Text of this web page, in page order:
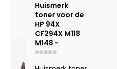
Huismerk
toner voor de
HP 94X
CF294X M118
M148 -